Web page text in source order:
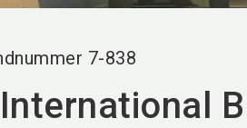
7-838